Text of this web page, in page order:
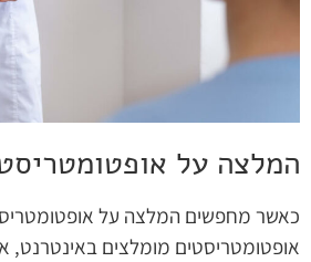
המלצה על
כאשר מחפשים המלצה על
אופטומטריסטים מומלצים באינטרנט,